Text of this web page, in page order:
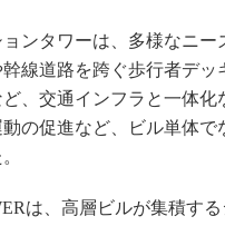
ンタワーは、多様なニー
線道路を跨ぐ歩行者デ
、交通インフラと一体
の促進など、ビル単体
は、高層ビルが集積す